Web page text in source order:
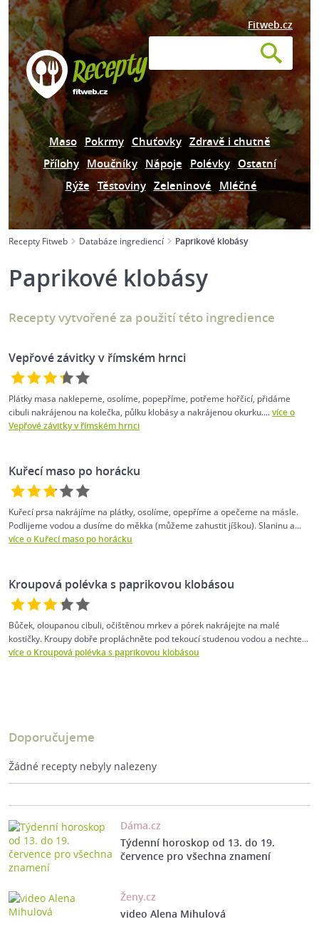
Fitweb.cz
Maso Pokrmy Chuťovky Zdravě i chutně
Přílohy Moučníky Nápoje Polévky Ostatní
Rýže Těstoviny Zeleninové Mléčné
Recepty Fitweb Databáze ingrediencí Paprikové klobásy
Paprikové klobásy
Recepty vytvořené za použití této ingredience
Vepřové závitky v římském hrnci
Plátky masa naklepeme, osolíme, popepříme, potřeme hořčicí, přidáme
cibuli nakrájenou na kolečka, půlku klobásy a nakrájenou okurku....více o
Vepřové závitky v římském hrnci
Kuřecí maso po horácku
Kuřecí prsa nakrájíme na plátky, osolíme, opepříme a opečeme na másle.
Podlijeme vodou a dusíme do měkka (můžeme zahustit jíškou). Slaninu a...
více o Kuřecí maso po horácku
Kroupová polévka s paprikovou klobásou
Bůček, oloupanou cibuli, očištěnou mrkev a pórek nakrájejte na malé
kostičky. Kroupy dobře propláchněte pod tekoucí studenou vodou a nechte...
více o Kroupová polévka s paprikovou klobásou
Doporučujeme
Žádné recepty nebyly nalezeny
Dáma.cz
Týdenní horoskop od 13. do 19.
července pro všechna znamení
Ženy.cz
video Alena Mihulová